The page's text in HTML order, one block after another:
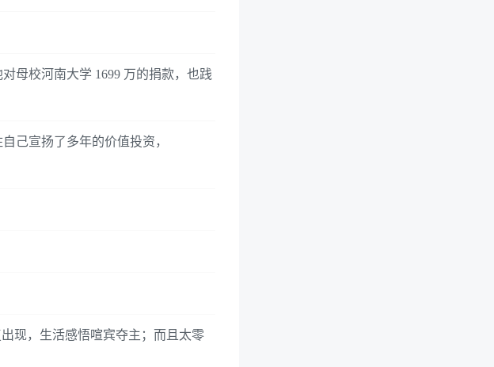
母校河南大学 1699 万的捐款，也践
己宣扬了多年的价值投资，
现，生活感悟喧宾夺主；而且太零